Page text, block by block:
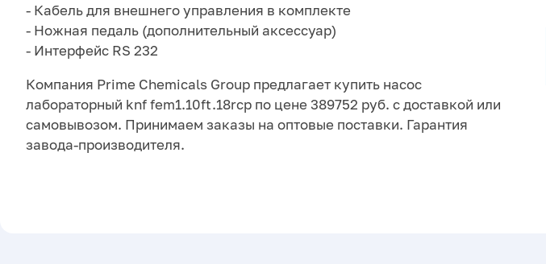
- Кабель для внешнего управления в комплекте
- Ножная педаль (дополнительный аксессуар)
- Интерфейс RS 232
Компания Prime Chemicals Group предлагает купить насос
лабораторный knf fem1.10ft.18rcp по цене 389752 руб. с доставкой или
самовывозом. Принимаем заказы на оптовые поставки. Гарантия
завода-производителя.